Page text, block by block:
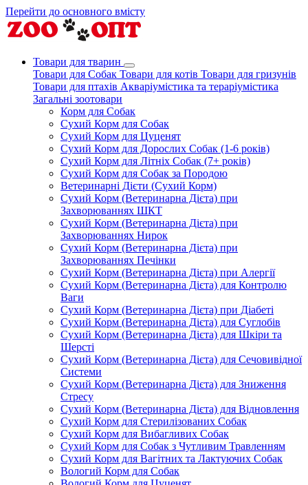
Перейти до основного вмісту
Товари для тварин
Товари для Собак Товари для котів Товари для гризунів
Товари для птахів Акваріумістика та тераріумістика
Загальні зоотовари
Корм для Собак
Сухий Корм для Собак
Сухий Корм для Цуценят
Сухий Корм для Дорослих Собак (1-6 років)
Сухий Корм для Літніх Собак (7+ років)
Сухий Корм для Собак за Породою
Ветеринарні Дієти (Сухий Корм)
Сухий Корм (Ветеринарна Дієта) при
Захворюваннях ШКТ
Сухий Корм (Ветеринарна Дієта) при
Захворюваннях Нирок
Сухий Корм (Ветеринарна Дієта) при
Захворюваннях Печінки
Сухий Корм (Ветеринарна Дієта) при Алергії
Сухий Корм (Ветеринарна Дієта) для Контролю
Ваги
Сухий Корм (Ветеринарна Дієта) при Діабеті
Сухий Корм (Ветеринарна Дієта) для Суглобів
Сухий Корм (Ветеринарна Дієта) для Шкіри та
Шерсті
Сухий Корм (Ветеринарна Дієта) для Сечовивідної
Системи
Сухий Корм (Ветеринарна Дієта) для Зниження
Стресу
Сухий Корм (Ветеринарна Дієта) для Відновлення
Сухий Корм для Стерилізованих Собак
Сухий Корм для Вибагливих Собак
Сухий Корм для Собак з Чутливим Травленням
Сухий Корм для Вагітних та Лактуючих Собак
Вологий Корм для Собак